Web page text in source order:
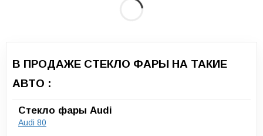
В ПРОДАЖЕ СТЕКЛО ФАРЫ НА ТАКИЕ
АВТО :
Стекло фары Audi
Audi 80